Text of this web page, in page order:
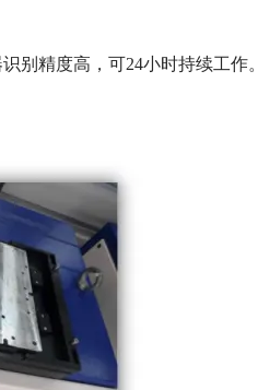
精度高，可24小时持续工作。